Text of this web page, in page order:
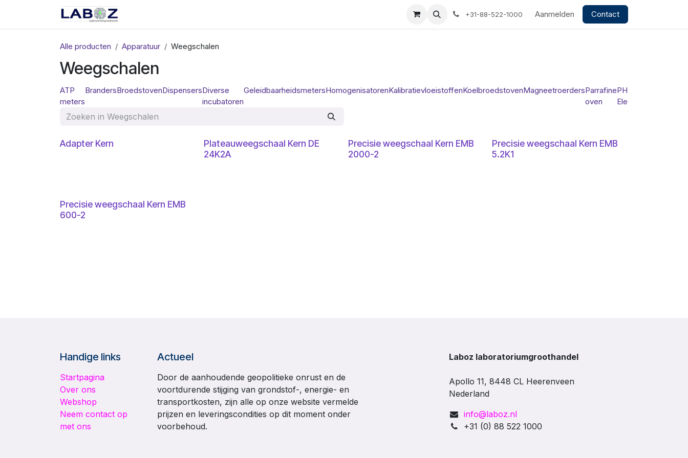
Klant worden +31-88-522-1000 Aanmelden Contact
Alle producten Apparatuur Weegschalen
Weegschalen
ATP
meters
BrandersBroedstovenDispensersDiverse
incubatoren
GeleidbaarheidsmetersHomogenisatorenKalibratievloeistoffenKoelbroedstovenMagneetroerdersParrafine
oven
PH
Electrodes
Adapter Kern
Plateauweegschaal Kern DE
24K2A
Precisie weegschaal Kern EMB
2000-2
Precisie weegschaal Kern EMB
5.2K1
Precisie weegschaal Kern EMB
600-2
Handige links
Startpagina
Over ons
Webshop
Neem contact op
met ons
Actueel
Door de aanhoudende geopolitieke onrust en de
voortdurende stijging van grondstof-, energie- en
transportkosten, zijn alle op onze website vermelde
prijzen en leveringscondities op dit moment onder
voorbehoud.
Laboz laboratoriumgroothandel
Apollo 11, 8448 CL Heerenveen
Nederland
info@laboz.nl
+31 (0) 88 522 1000